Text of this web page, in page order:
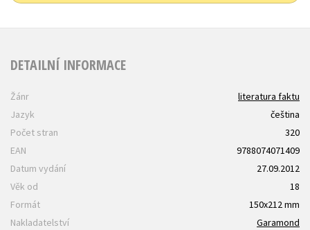
DETAILNÍ INFORMACE
Žánr
literatura faktu
Jazyk
čeština
Počet stran
320
EAN
9788074071409
Datum vydání
27.09.2012
Věk od
18
Formát
150x212 mm
Nakladatelství
Garamond